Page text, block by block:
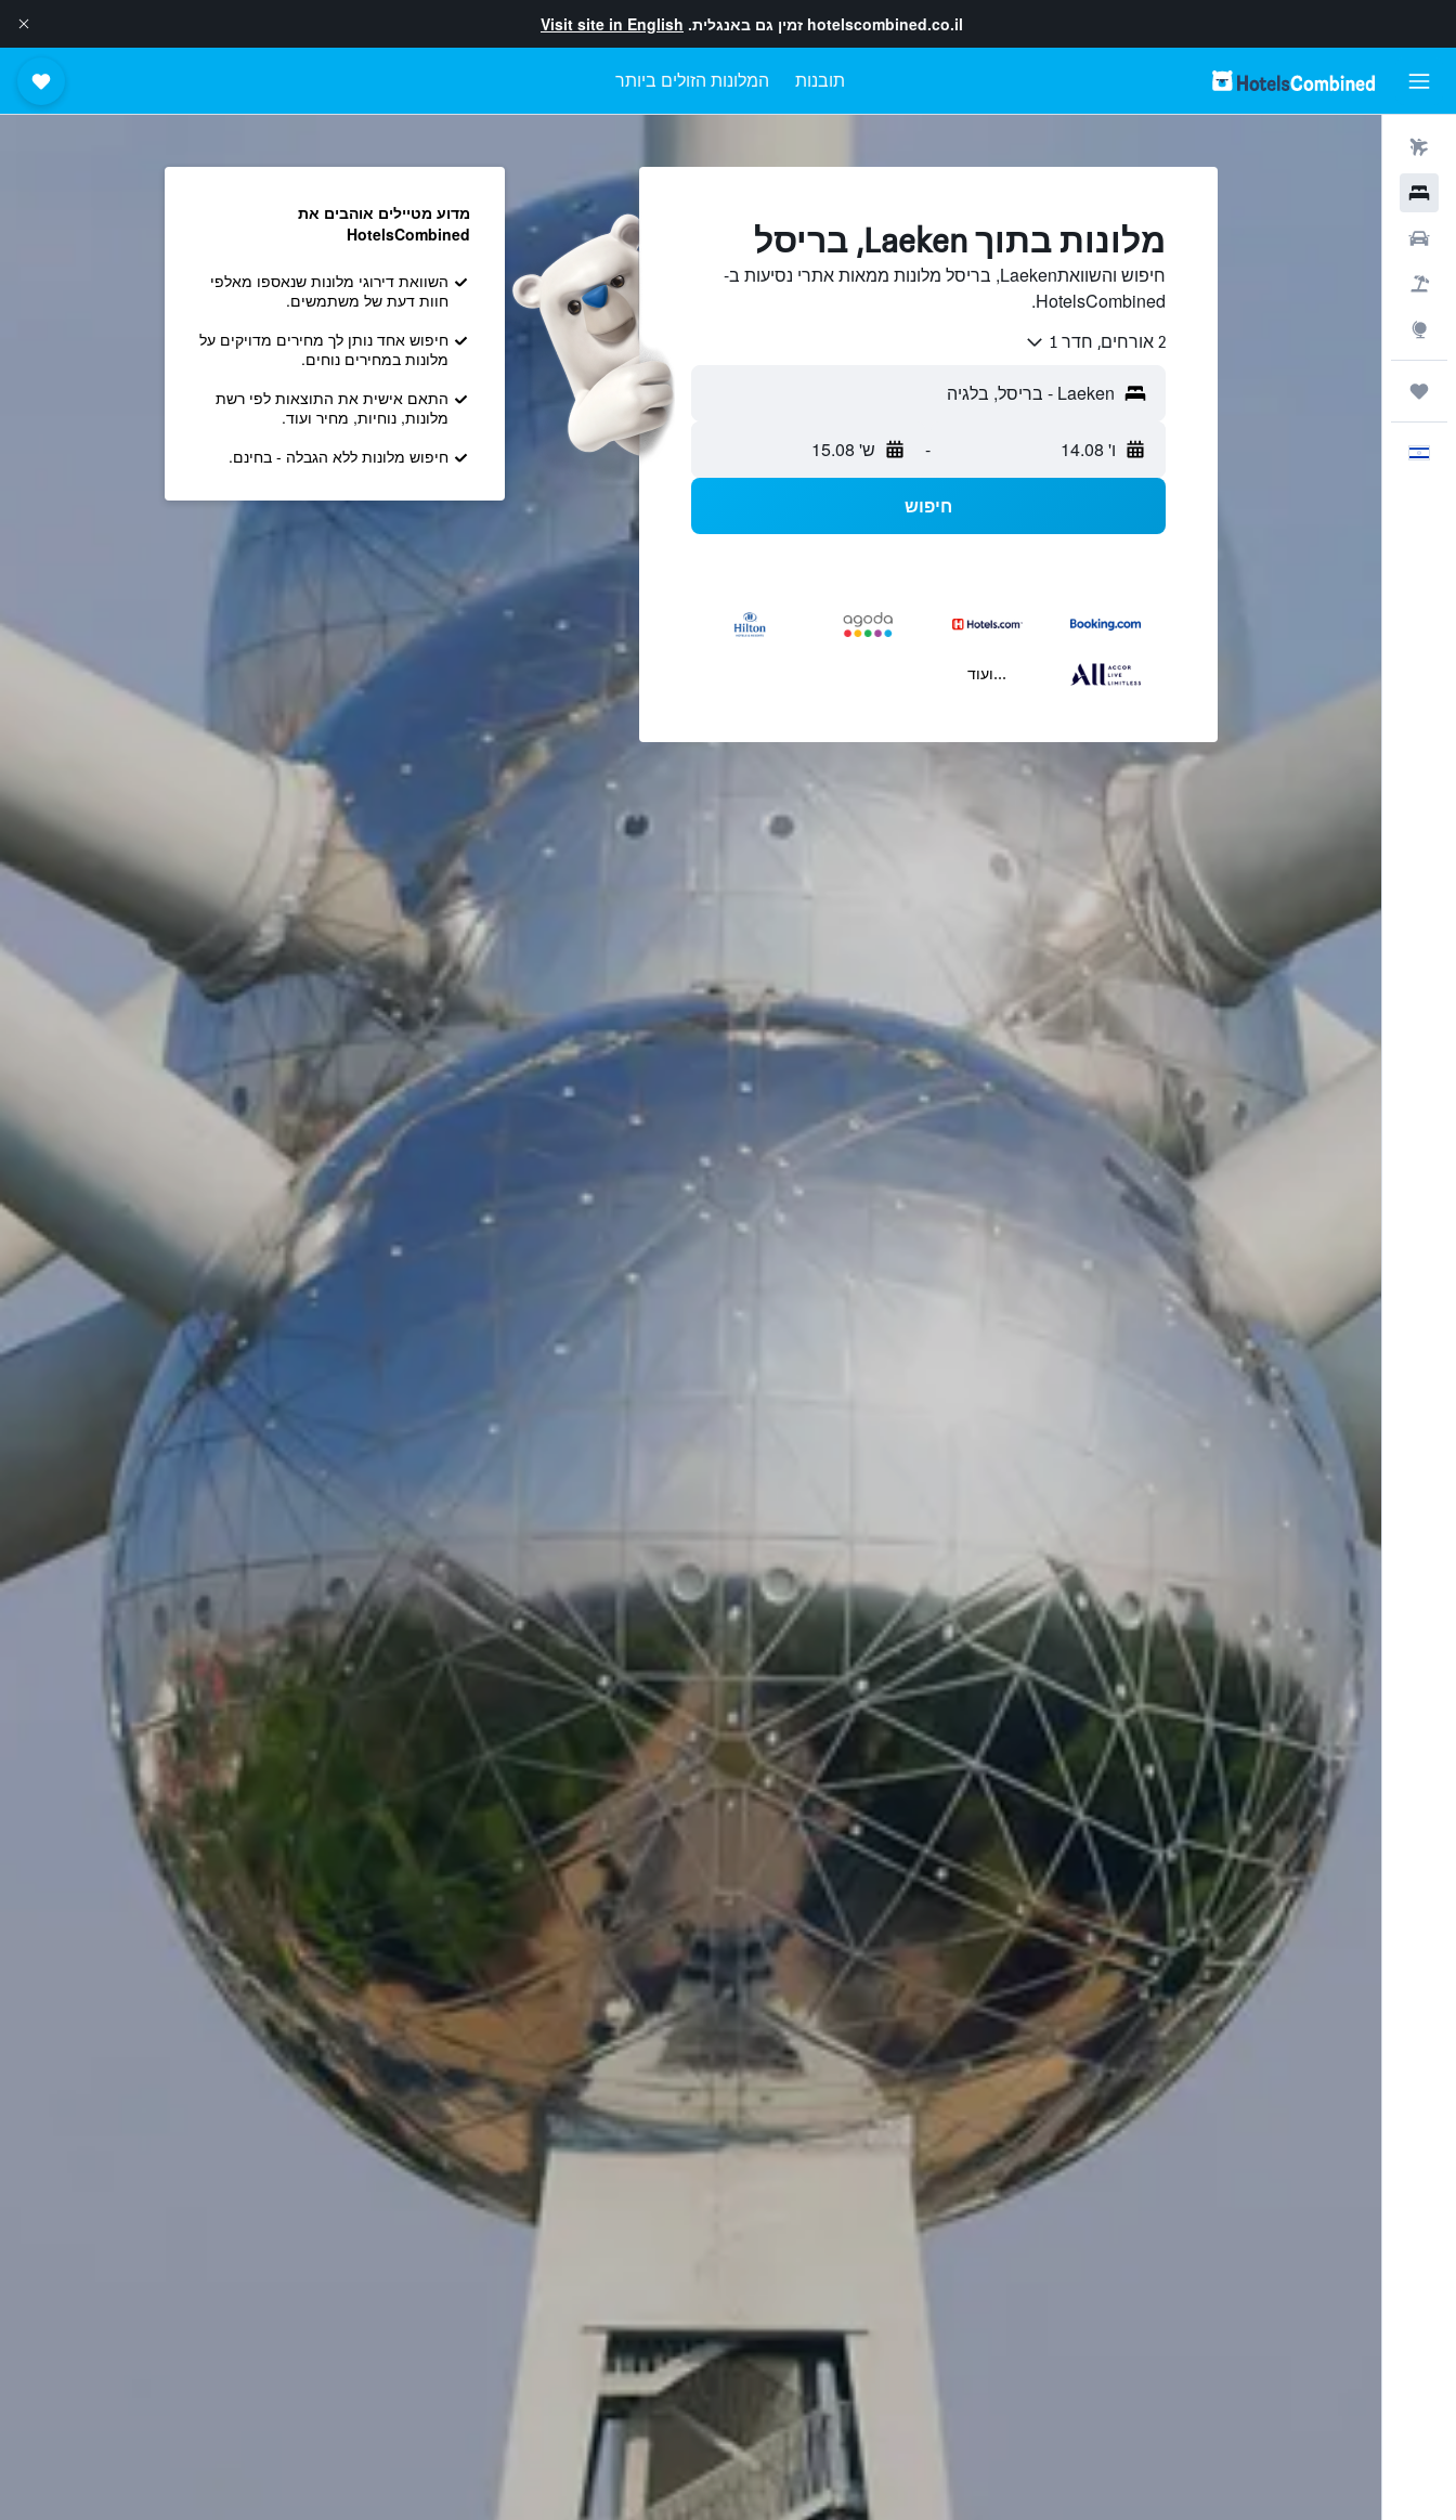
hotelscombined.co.il זמין גם באנגלית. Visit site in English
תובנות המלונות הזולים ביותר
מלונות בתוך Laeken, בריסל
חיפוש והשוואתLaeken, בריסל מלונות ממאות אתרי נסיעות ב-
HotelsCombined.
2 אורחים, חדר 1
ו' 14.08 - ש' 15.08
חיפוש
...ועוד
מדוע מטיילים אוהבים את
HotelsCombined
השוואת דירוגי מלונות שנאספו מאלפי
חוות דעת של משתמשים.
חיפוש אחד נותן לך מחירים מדויקים על
מלונות במחירים נוחים.
התאם אישית את התוצאות לפי רשת
מלונות, נוחיות, מחיר ועוד.
חיפוש מלונות ללא הגבלה - בחינם.